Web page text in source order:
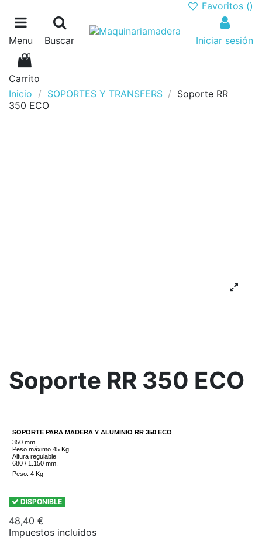
Favoritos ()
Menu Buscar Iniciar sesión
0
Carrito
Inicio
SOPORTES Y TRANSFERS
Soporte RR
350 ECO
Soporte RR 350 ECO
SOPORTE PARA MADERA Y ALUMINIO RR 350 ECO
350 mm.
Peso máximo 45 Kg.
Altura regulable
680 / 1.150 mm.
Peso: 4 Kg
DISPONIBLE
48,40 €
Impuestos incluidos